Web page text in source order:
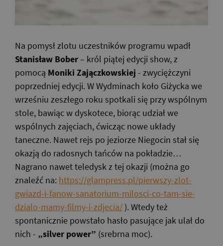
Na pomysł zlotu uczestników programu wpadł
Stanisław Bober– król piątej edycji show, z
pomocą Moniki Zajączkowskiej - zwyciężczyni
poprzedniej edycji. W Wydminach koło Giżycka we
wrześniu zeszłego roku spotkali się przy wspólnym
stole, bawiąc w dyskotece, biorąc udział we
wspólnych zajęciach, ćwicząc nowe układy
taneczne. Nawet rejs po jeziorze Niegocin stał się
okazją do radosnych tańców na pokładzie…
Nagrano nawet teledysk z tej okazji (można go
znaleźć na: https://glampress.pl/pierwszy-zlot-
gwiazd-i-fanow-sanatorium-milosci-co-tam-sie-
dzialo-mamy-filmy-i-zdjecia/ ). Wtedy też
spontanicznie powstało hasło pasujące jak ulał do
nich - „silver power” (srebrna moc).